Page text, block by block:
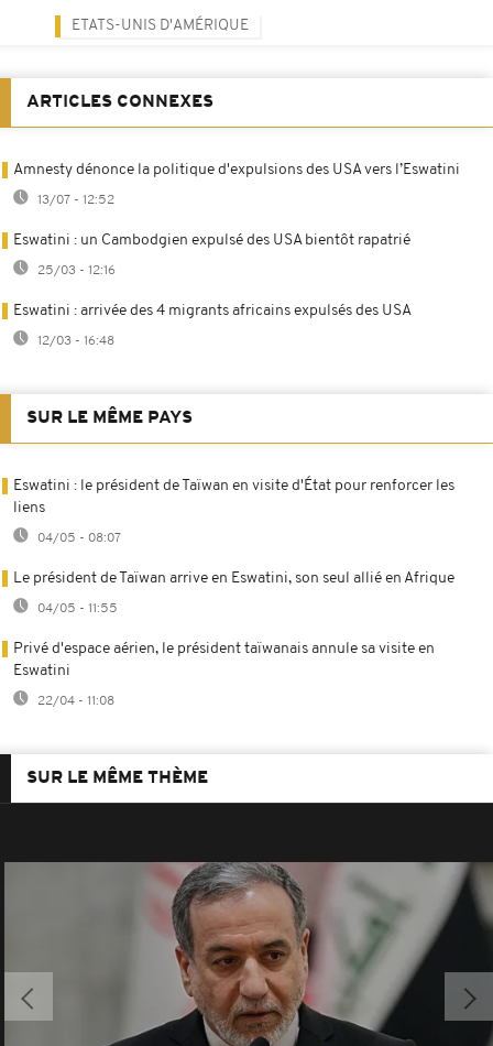
ETATS-UNIS D'AMÉRIQUE
ARTICLES CONNEXES
Amnesty dénonce la politique d'expulsions des USA vers l’Eswatini
13/07 - 12:52
Eswatini : un Cambodgien expulsé des USA bientôt rapatrié
25/03 - 12:16
Eswatini : arrivée des 4 migrants africains expulsés des USA
12/03 - 16:48
SUR LE MÊME PAYS
Eswatini : le président de Taïwan en visite d'État pour renforcer les
liens
04/05 - 08:07
Le président de Taïwan arrive en Eswatini, son seul allié en Afrique
04/05 - 11:55
Privé d'espace aérien, le président taïwanais annule sa visite en
Eswatini
22/04 - 11:08
SUR LE MÊME THÈME